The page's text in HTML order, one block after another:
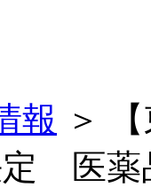
報 ＞
定 医